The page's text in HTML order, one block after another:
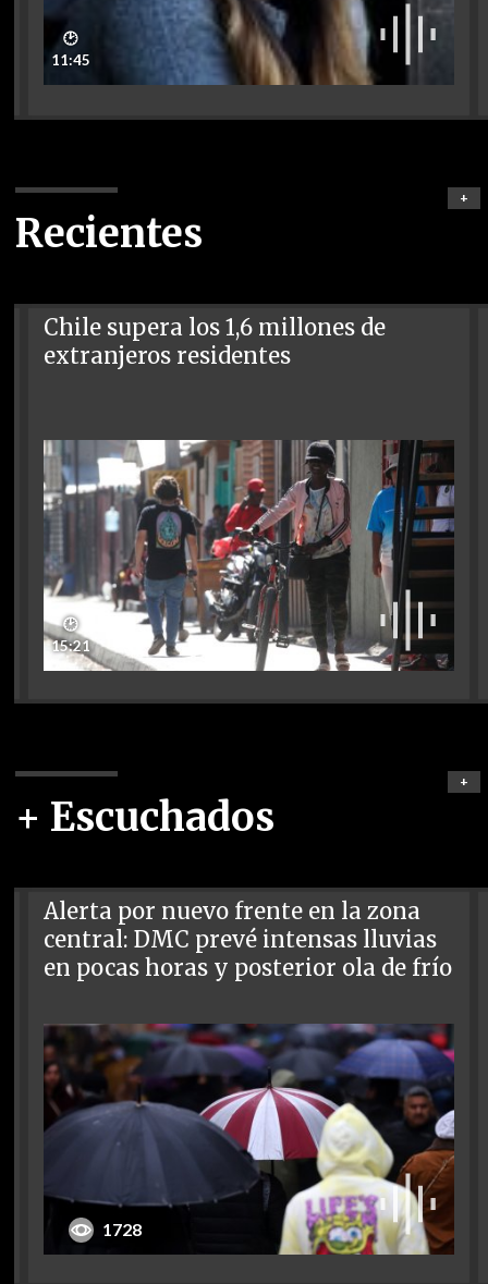
🕑
11:45
Recientes
+
Chile supera los 1,6 millones de
extranjeros residentes
🕑
15:21
+ Escuchados
+
Alerta por nuevo frente en la zona
central: DMC prevé intensas lluvias
en pocas horas y posterior ola de frío
1728